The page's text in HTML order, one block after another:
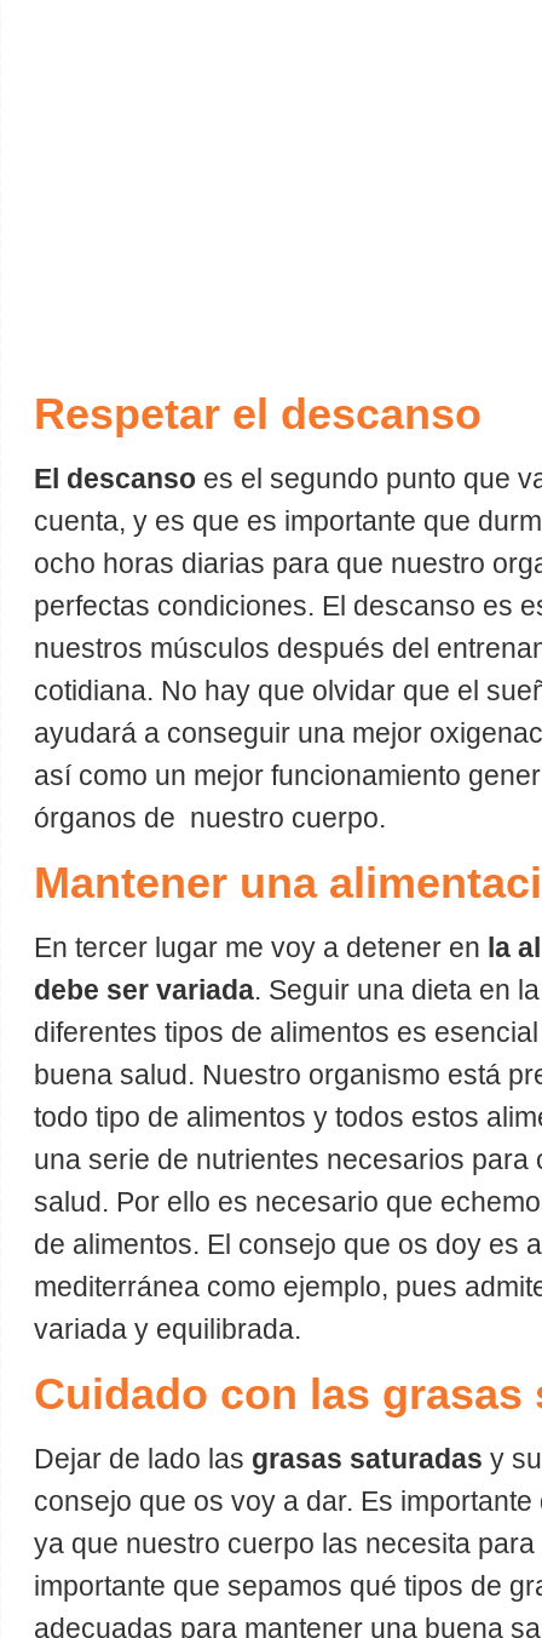
Respetar el descanso
El descanso es el segundo punto que
cuenta, y es que es importante que
ocho horas diarias para que nuestro
perfectas condiciones. El descanso es
nuestros músculos después del
cotidiana. No hay que olvidar que el
ayudará a conseguir una mejor
así como un mejor funcionamiento
órganos de nuestro cuerpo.
Mantener una
En tercer lugar me voy a detener en la
debe ser variada. Seguir una dieta en
diferentes tipos de alimentos es
buena salud. Nuestro organismo está
todo tipo de alimentos y todos estos
una serie de nutrientes necesarios para
salud. Por ello es necesario que
de alimentos. El consejo que os doy es
mediterránea como ejemplo, pues
variada y equilibrada.
Cuidado con las grasas
Dejar de lado las grasas saturadas y
consejo que os voy a dar. Es
ya que nuestro cuerpo las necesita
importante que sepamos qué tipos de
adecuadas para mantener una buena